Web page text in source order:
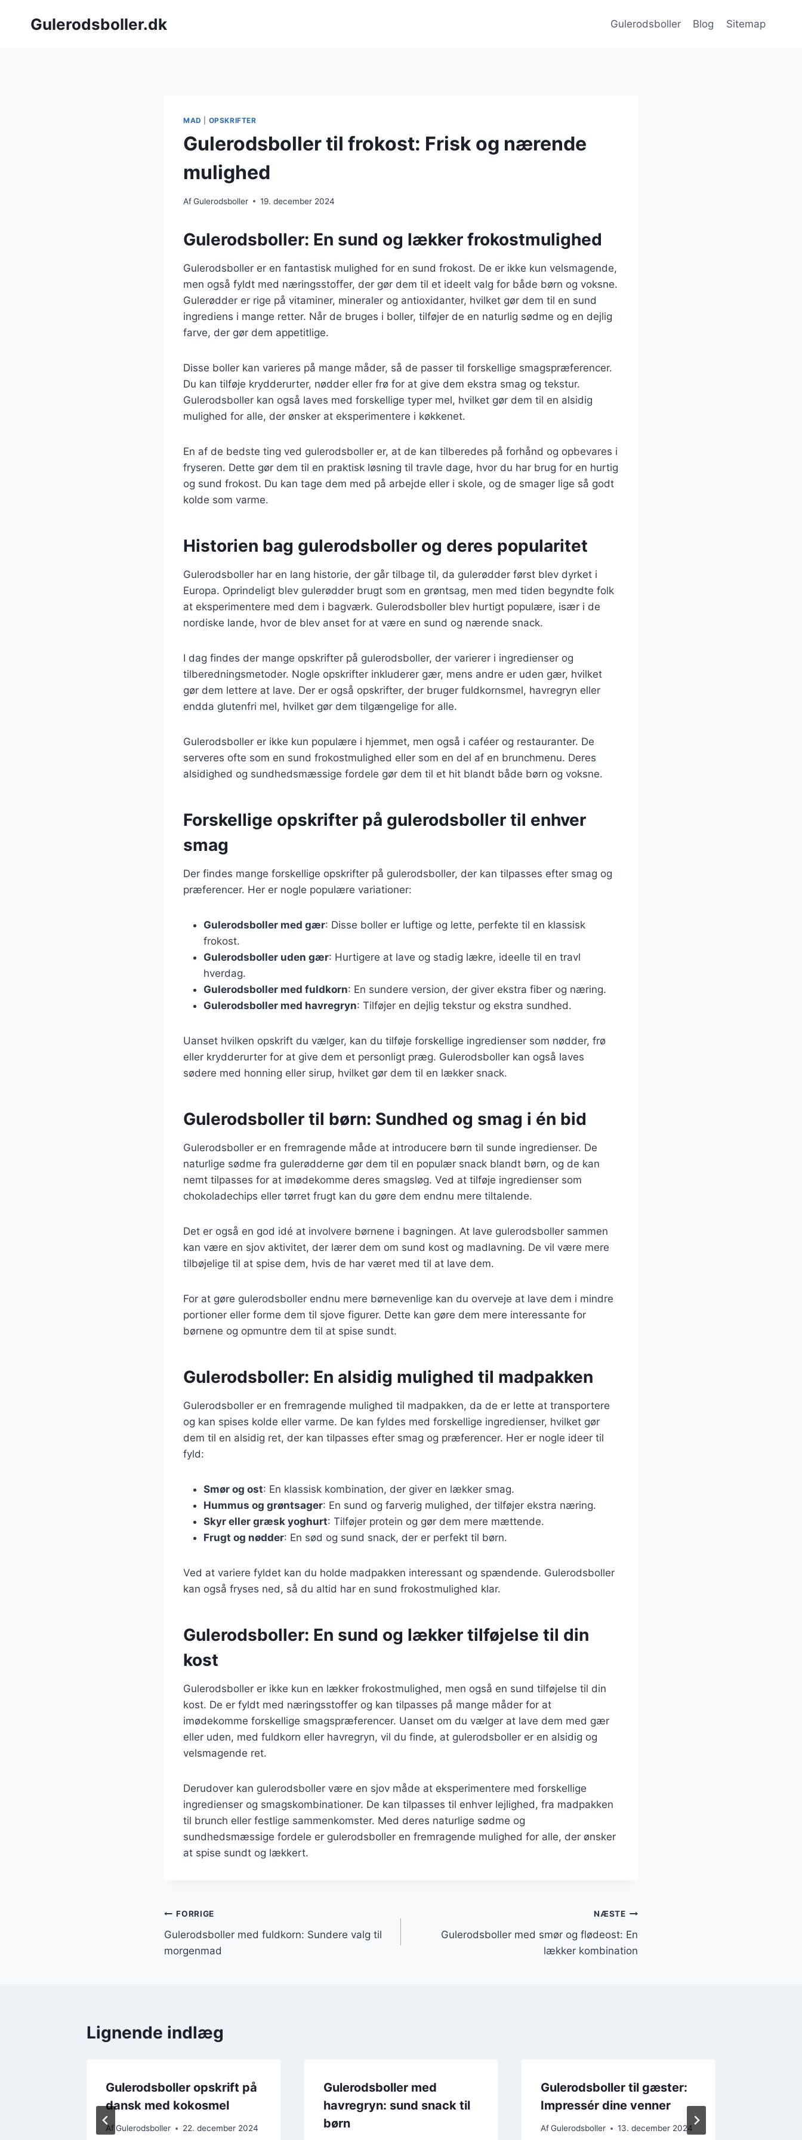
Gulerodsboller.dk Gulerodsboller Blog Sitemap
MAD OPSKRIFTER
Gulerodsboller til frokost: Frisk og nærende
mulighed
AfGulerodsboller 19. december 2024
Gulerodsboller: En sund og lækker frokostmulighed
Gulerodsboller er en fantastisk mulighed for en sund frokost. De er ikke kun velsmagende,
men også fyldt med næringsstoffer, der gør dem til et ideelt valg for både børn og voksne.
Gulerødder er rige på vitaminer, mineraler og antioxidanter, hvilket gør dem til en sund
ingrediens i mange retter. Når de bruges i boller, tilføjer de en naturlig sødme og en dejlig
farve, der gør dem appetitlige.
Disse boller kan varieres på mange måder, så de passer til forskellige smagspræferencer.
Du kan tilføje krydderurter, nødder eller frø for at give dem ekstra smag og tekstur.
Gulerodsboller kan også laves med forskellige typer mel, hvilket gør dem til en alsidig
mulighed for alle, der ønsker at eksperimentere i køkkenet.
En af de bedste ting ved gulerodsboller er, at de kan tilberedes på forhånd og opbevares i
fryseren. Dette gør dem til en praktisk løsning til travle dage, hvor du har brug for en hurtig
og sund frokost. Du kan tage dem med på arbejde eller i skole, og de smager lige så godt
kolde som varme.
Historien bag gulerodsboller og deres popularitet
Gulerodsboller har en lang historie, der går tilbage til, da gulerødder først blev dyrket i
Europa. Oprindeligt blev gulerødder brugt som en grøntsag, men med tiden begyndte folk
at eksperimentere med dem i bagværk. Gulerodsboller blev hurtigt populære, især i de
nordiske lande, hvor de blev anset for at være en sund og nærende snack.
I dag findes der mange opskrifter på gulerodsboller, der varierer i ingredienser og
tilberedningsmetoder. Nogle opskrifter inkluderer gær, mens andre er uden gær, hvilket
gør dem lettere at lave. Der er også opskrifter, der bruger fuldkornsmel, havregryn eller
endda glutenfri mel, hvilket gør dem tilgængelige for alle.
Gulerodsboller er ikke kun populære i hjemmet, men også i caféer og restauranter. De
serveres ofte som en sund frokostmulighed eller som en del af en brunchmenu. Deres
alsidighed og sundhedsmæssige fordele gør dem til et hit blandt både børn og voksne.
Forskellige opskrifter på gulerodsboller til enhver
smag
Der findes mange forskellige opskrifter på gulerodsboller, der kan tilpasses efter smag og
præferencer. Her er nogle populære variationer:
Gulerodsboller med gær: Disse boller er luftige og lette, perfekte til en klassisk
frokost.
Gulerodsboller uden gær: Hurtigere at lave og stadig lækre, ideelle til en travl
hverdag.
Gulerodsboller med fuldkorn: En sundere version, der giver ekstra fiber og næring.
Gulerodsboller med havregryn: Tilføjer en dejlig tekstur og ekstra sundhed.
Uanset hvilken opskrift du vælger, kan du tilføje forskellige ingredienser som nødder, frø
eller krydderurter for at give dem et personligt præg. Gulerodsboller kan også laves
sødere med honning eller sirup, hvilket gør dem til en lækker snack.
Gulerodsboller til børn: Sundhed og smag i én bid
Gulerodsboller er en fremragende måde at introducere børn til sunde ingredienser. De
naturlige sødme fra gulerødderne gør dem til en populær snack blandt børn, og de kan
nemt tilpasses for at imødekomme deres smagsløg. Ved at tilføje ingredienser som
chokoladechips eller tørret frugt kan du gøre dem endnu mere tiltalende.
Det er også en god idé at involvere børnene i bagningen. At lave gulerodsboller sammen
kan være en sjov aktivitet, der lærer dem om sund kost og madlavning. De vil være mere
tilbøjelige til at spise dem, hvis de har været med til at lave dem.
For at gøre gulerodsboller endnu mere børnevenlige kan du overveje at lave dem i mindre
portioner eller forme dem til sjove figurer. Dette kan gøre dem mere interessante for
børnene og opmuntre dem til at spise sundt.
Gulerodsboller: En alsidig mulighed til madpakken
Gulerodsboller er en fremragende mulighed til madpakken, da de er lette at transportere
og kan spises kolde eller varme. De kan fyldes med forskellige ingredienser, hvilket gør
dem til en alsidig ret, der kan tilpasses efter smag og præferencer. Her er nogle ideer til
fyld:
Smør og ost: En klassisk kombination, der giver en lækker smag.
Hummus og grøntsager: En sund og farverig mulighed, der tilføjer ekstra næring.
Skyr eller græsk yoghurt: Tilføjer protein og gør dem mere mættende.
Frugt og nødder: En sød og sund snack, der er perfekt til børn.
Ved at variere fyldet kan du holde madpakken interessant og spændende. Gulerodsboller
kan også fryses ned, så du altid har en sund frokostmulighed klar.
Gulerodsboller: En sund og lækker tilføjelse til din
kost
Gulerodsboller er ikke kun en lækker frokostmulighed, men også en sund tilføjelse til din
kost. De er fyldt med næringsstoffer og kan tilpasses på mange måder for at
imødekomme forskellige smagspræferencer. Uanset om du vælger at lave dem med gær
eller uden, med fuldkorn eller havregryn, vil du finde, at gulerodsboller er en alsidig og
velsmagende ret.
Derudover kan gulerodsboller være en sjov måde at eksperimentere med forskellige
ingredienser og smagskombinationer. De kan tilpasses til enhver lejlighed, fra madpakken
til brunch eller festlige sammenkomster. Med deres naturlige sødme og
sundhedsmæssige fordele er gulerodsboller en fremragende mulighed for alle, der ønsker
at spise sundt og lækkert.
Indlægsnavigation
FORRIGE
Gulerodsboller med fuldkorn: Sundere valg til
morgenmad
NÆSTE
Gulerodsboller med smør og flødeost: En
lækker kombination
Lignende indlæg
Gulerodsboller opskrift på
dansk med kokosmel
AfGulerodsboller 22. december 2024
Gulerodsboller med
havregryn: sund snack til
børn
Gulerodsboller til gæster:
Impressér dine venner
Af Gulerodsboller 13. december 2024